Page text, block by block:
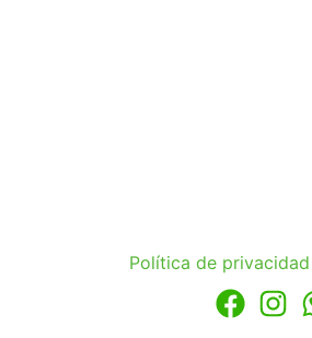
Política de privacidad